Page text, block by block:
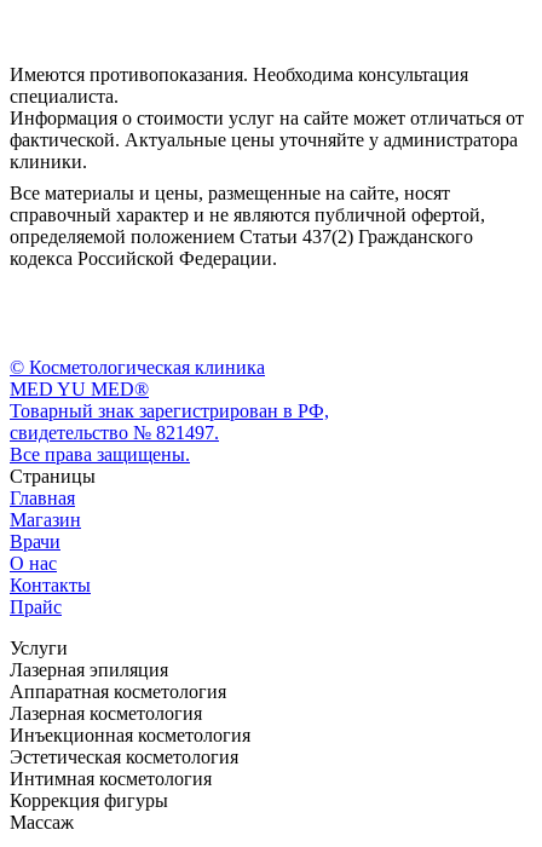
Все материалы и цены, размещенные на сайте, носят
справочный характер и не являются публичной офертой,
определяемой положением Статьи 437(2) Гражданского
кодекса Российской Федерации.
© Косметологическая клиника
MED YU MED®
Товарный знак зарегистрирован в РФ,
свидетельство № 821497.
Все права защищены.
Страницы
Главная
Магазин
Врачи
О нас
Контакты
Прайс
Услуги
Лазерная эпиляция
Аппаратная косметология
Лазерная косметология
Инъекционная косметология
Эстетическая косметология
Интимная косметология
Коррекция фигуры
Массаж